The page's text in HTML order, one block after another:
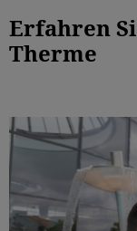
Erfahren
Therme